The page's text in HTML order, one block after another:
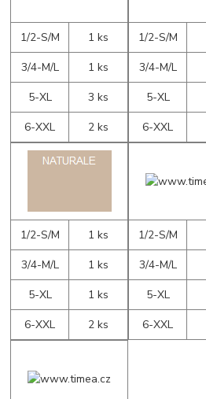
1/2-S/M
1 ks
3/4-M/L
1 ks
5-XL
3 ks
6-XXL
2 ks
1/2-S/M
3/4-M/L
5-XL
6-XXL
1/2-S/M
1 ks
3/4-M/L
1 ks
5-XL
1 ks
6-XXL
2 ks
1/2-S/M
3/4-M/L
5-XL
6-XXL